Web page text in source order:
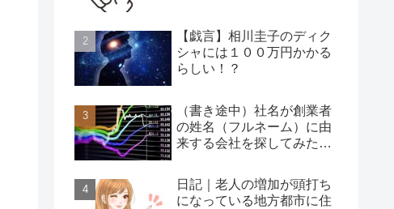
【戯言】相川圭子のディク
シャには１００万円かかる
らしい！？
（書き途中）社名が創業者
の姓名（フルネーム）に由
来する会社を探してみた…
日記｜老人の増加が頭打ち
になっている地方都市に住